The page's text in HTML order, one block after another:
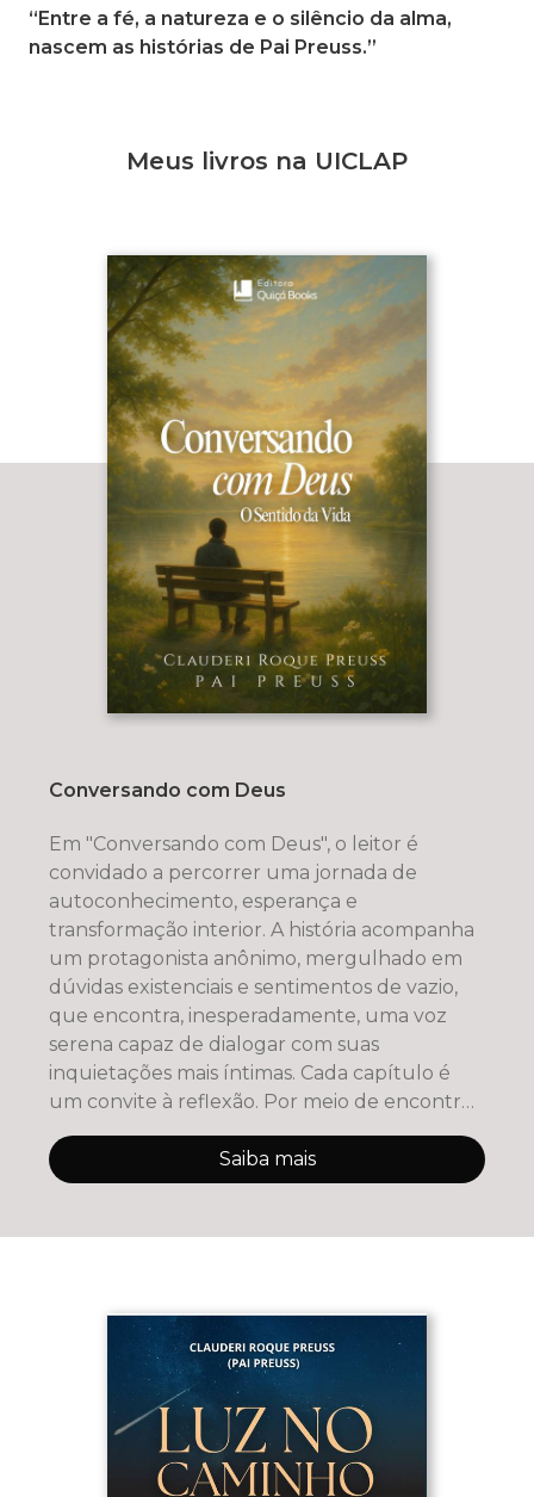
“Entre a fé, a natureza e o silêncio da alma,
nascem as histórias de Pai Preuss.”
Meus livros na UICLAP
Conversando com Deus
Em "Conversando com Deus", o leitor é
convidado a percorrer uma jornada de
autoconhecimento, esperança e
transformação interior. A história acompanha
um protagonista anônimo, mergulhado em
dúvidas existenciais e sentimentos de vazio,
que encontra, inesperadamente, uma voz
serena capaz de dialogar com suas
inquietações mais íntimas. Cada capítulo é
um convite à reflexão. Por meio de encontros
marca
Saiba mais